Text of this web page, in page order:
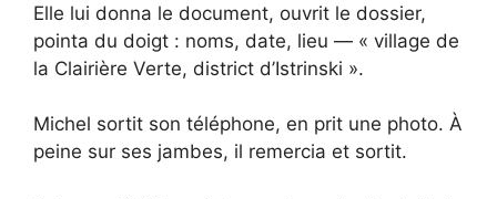
Elle lui donna le document, ouvrit le dossier,
pointa du doigt : noms, date, lieu — « village de
la Clairière Verte, district d’Istrinski ».
Michel sortit son téléphone, en prit une photo. À
peine sur ses jambes, il remercia et sortit.